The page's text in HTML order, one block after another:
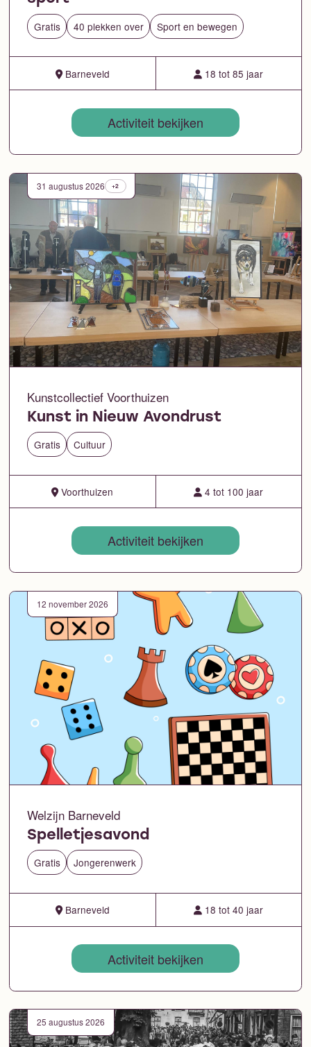
Gratis 40 plekken over Sport en bewegen
Barneveld 18 tot 85 jaar
Activiteit bekijken
31 augustus 2026 +2
Kunstcollectief Voorthuizen
Kunst in Nieuw Avondrust
Gratis Cultuur
Voorthuizen 4 tot 100 jaar
Activiteit bekijken
12 november 2026
Welzijn Barneveld
Spelletjesavond
Gratis Jongerenwerk
Barneveld 18 tot 40 jaar
Activiteit bekijken
25 augustus 2026